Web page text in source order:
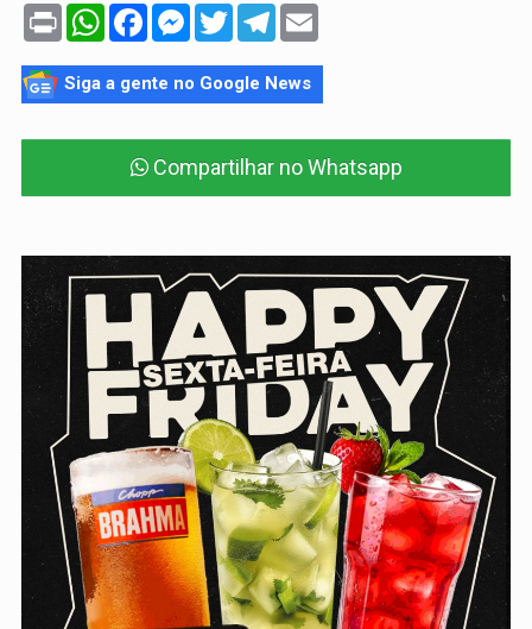
Print WhatsAppFacebookMessenger
TwitterTelegram
Siga a gente no Google News
Compartilhar no Whatsapp